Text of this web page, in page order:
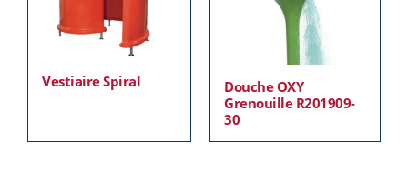
Vestiaire Spiral
Douche OXY
Grenouille R201909-
30